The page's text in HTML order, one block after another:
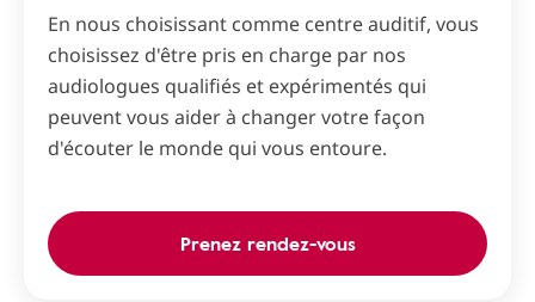
En nous choisissant comme centre auditif, vous
choisissez d'être pris en charge par nos
audiologues qualifiés et expérimentés qui
peuvent vous aider à changer votre façon
d'écouter le monde qui vous entoure.
Prenez rendez-vous